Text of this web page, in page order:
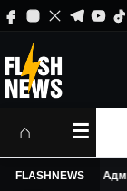
⌂ ☰
FLASHNEWS